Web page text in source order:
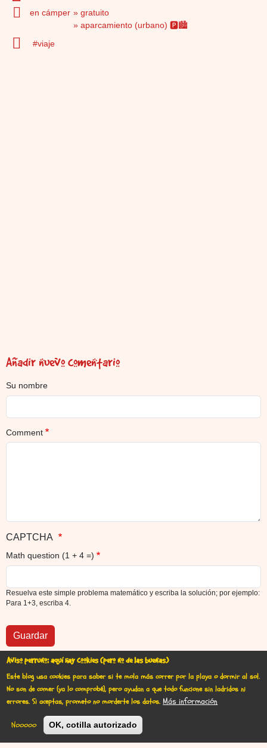
en cámper
gratuito
aparcamiento (urbano) 🅿️🏙️
viaje
Añadir nuevo comentario
Su nombre
Comment
CAPTCHA
Math question (1 + 4 =)
Resuelva este simple problema matemático y escriba la solución; por ejemplo:
Para 1+3, escriba 4.
User account menu
Iniciar sesión
Aviso perruno: aquí hay cookies (pero no de las buenas)
Este blog usa cookies para saber si te mola más correr por la playa o dormir al sol.
No son de comer (ya lo comprobé), pero ayudan a que todo funcione sin ladridos ni
errores. Si aceptas, prometo no morderte los datos. Más información
Nooooo OK, cotilla autorizado